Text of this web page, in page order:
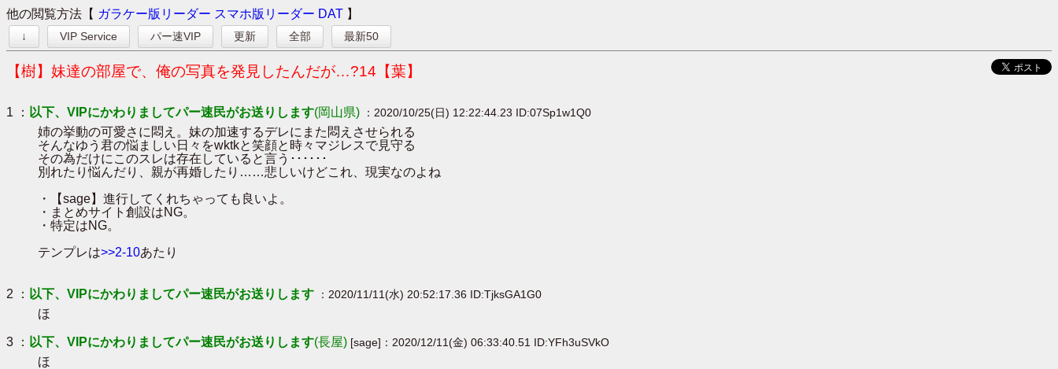
他の閲覧方法【 ガラケー版リーダー スマホ版リーダー DAT 】
↓ VIP Service パー速VIP 更新 全部 最新50
【樹】妹達の部屋で、俺の写真を発見したんだが…?14【葉】
1 ： 以下、VIPにかわりましてパー速民がお送りします(岡山県) ：2020/10/25(日) 12:22:44.23 ID:07Sp1w1Q0
姉の挙動の可愛さに悶え。妹の加速するデレにまた悶えさせられる
そんなゆう君の悩ましい日々をwktkと笑顔と時々マジレスで見守る
その為だけにこのスレは存在していると言う･･････
別れたり悩んだり、親が再婚したり……悲しいけどこれ、現実なのよね
・【sage】進行してくれちゃっても良いよ。
・まとめサイト創設はNG。
・特定はNG。
テンプレは>>2-10あたり
2 ： 以下、VIPにかわりましてパー速民がお送りします ：2020/11/11(水) 20:52:17.36 ID:TjksGA1G0
ほ
3 ： 以下、VIPにかわりましてパー速民がお送りします(長屋) [sage]：2020/12/11(金) 06:33:40.51 ID:YFh3uSVkO
ほ